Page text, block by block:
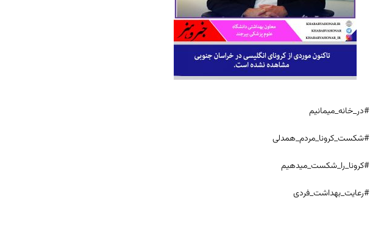
#در_خانه_میمانیم
#شکست_کرونا_مردم_همدلی
#کرونا_را_شکست_میدهیم
#رعایت_بهداشت_فردی